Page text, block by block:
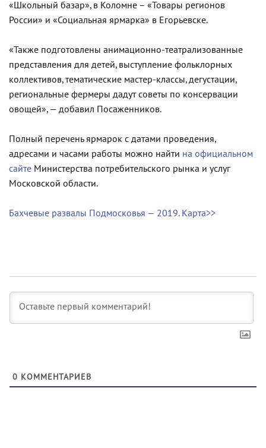
«Школьный базар», в Коломне – «Товары регионов
России» и «Социальная ярмарка» в Егорьевске.
«Также подготовлены анимационно-театрализованные
представления для детей, выступление фольклорных
коллективов, тематические мастер-классы, дегустации,
региональные фермеры дадут советы по консервации
овощей», — добавил Посаженников.
Полный перечень ярмарок с датами проведения,
адресами и часами работы можно найти на официальном
сайте Министерства потребительского рынка и услуг
Московской области.
Бахчевые развалы Подмосковья — 2019. Карта>>
0 КОММЕНТАРИЕВ